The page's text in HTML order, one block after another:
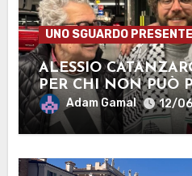
UNO SGUARDO PRESENTE
ALESSIO
PER CHI NON PUÒ
Adam Gamal 12/